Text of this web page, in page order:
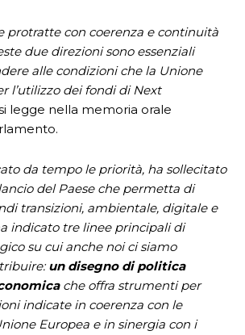
protratte con coerenza e continuità
due direzioni sono essenziali
alle condizioni che la Unione
l’utilizzo dei fondi di Next
si legge nella memoria orale
da tempo le priorità, ha sollecitato
del Paese che permetta di
transizioni, ambientale, digitale e
indicato tre linee principali di
su cui anche noi ci siamo
un disegno di politica
che offra strumenti per
indicate in coerenza con le
Europea e in sinergia con i